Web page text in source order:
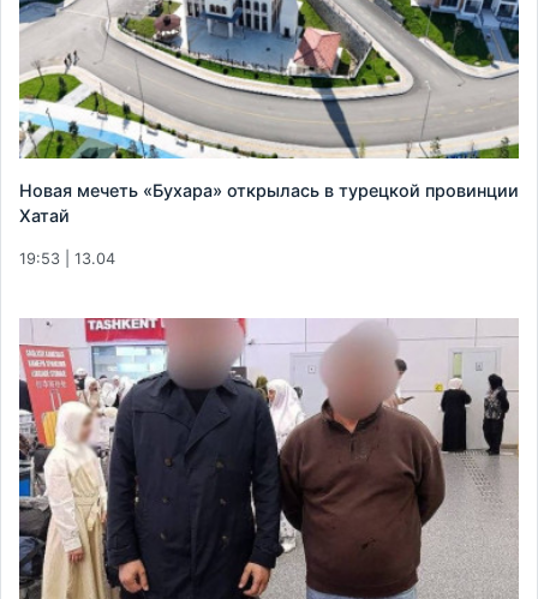
Новая мечеть «Бухара» открылась в турецкой провинции
Хатай
19:53 | 13.04